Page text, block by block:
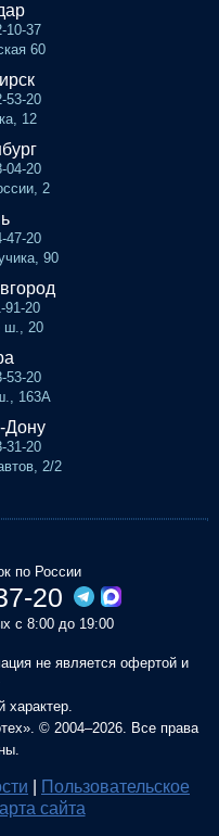
10-37
60
53-20
12
04-20
2
47-20
90
91-20
ш., 20
53-20
163А
Дону
31-20
2/2
по России
20
с 8:00 до 19:00
не является офертой и
характер.
© 2004–2026. Все права
Пользовательское
сайта